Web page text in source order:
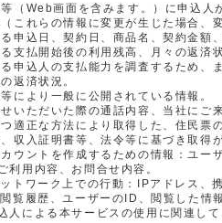
（Web画面を含みます。）に申込
これらの情報に変更が生じた場合、
申込日、契約日、商品名、契約金額
支払開始後の利用残高、月々の返済
申込人の支払能力を調査するため、
返済状況。
により一般に公開されている情報。
いただいた際の通話内容、当社にご
適正な方法により取得した、住民票
収入証明書等、法令等に基づき取得
ウントを作成するための情報：ユー
利用内容、お問合せ内容。
トワーク上での行動：IPアドレス、
覧履歴、ユーザーのID、閲覧した情
人による本サービスの使用に関連し